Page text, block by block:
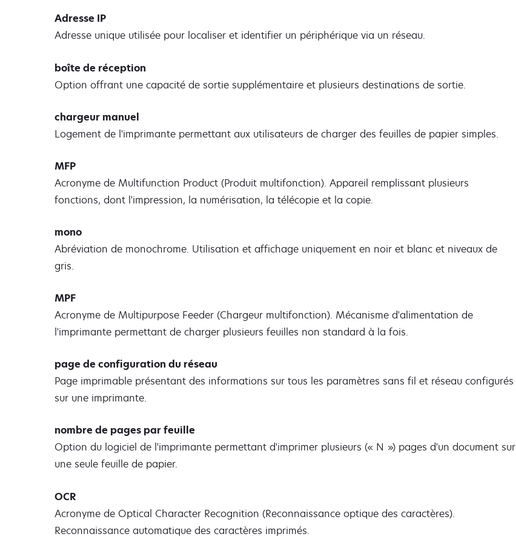
Adresse IP
Adresse unique utilisée pour localiser et identifier un périphérique via un réseau.
boîte de réception
Option offrant une capacité de sortie supplémentaire et plusieurs destinations de sortie.
chargeur manuel
Logement de l'imprimante permettant aux utilisateurs de charger des feuilles de papier simples.
MFP
Acronyme de Multifunction Product (Produit multifonction). Appareil remplissant plusieurs
fonctions, dont l'impression, la numérisation, la télécopie et la copie.
mono
Abréviation de monochrome. Utilisation et affichage uniquement en noir et blanc et niveaux de
gris.
MPF
Acronyme de Multipurpose Feeder (Chargeur multifonction). Mécanisme d'alimentation de
l'imprimante permettant de charger plusieurs feuilles non standard à la fois.
page de configuration du réseau
Page imprimable présentant des informations sur tous les paramètres sans fil et réseau configurés
sur une imprimante.
nombre de pages par feuille
Option du logiciel de l'imprimante permettant d'imprimer plusieurs (« N ») pages d'un document sur
une seule feuille de papier.
OCR
Acronyme de Optical Character Recognition (Reconnaissance optique des caractères).
Reconnaissance automatique des caractères imprimés.